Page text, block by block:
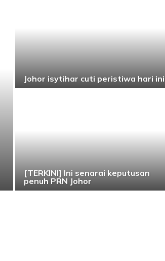
Johor isytihar cuti peristiwa hari ini
[TERKINI] Ini senarai keputusan
penuh PRN Johor